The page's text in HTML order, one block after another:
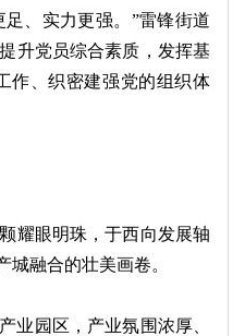
、实力更强。”雷锋街道
升党员综合素质，发挥基
作、织密建强党的组织体
耀眼明珠，于西向发展轴
融合的壮美画卷。
园区，产业氛围浓厚、